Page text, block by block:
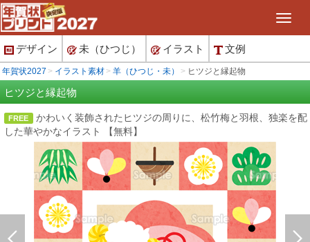
デザイン 未（ひつじ） イラスト 文例
年賀状2027 イラスト素材 羊（ひつじ・未） ヒツジと縁起物
ヒツジと縁起物
FREE かわいく装飾されたヒツジの周りに、松竹梅と羽根、独楽を配
した華やかなイラスト 【無料】